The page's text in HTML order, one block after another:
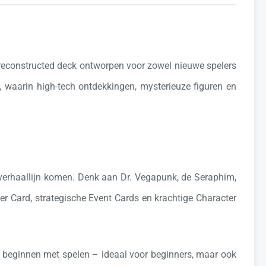
deck ontworpen voor zowel nieuwe spelers
high-tech ontdekkingen, mysterieuze figuren en
komen. Denk aan Dr. Vegapunk, de Seraphim,
Card, strategische Event Cards en krachtige Character
met spelen – ideaal voor beginners, maar ook